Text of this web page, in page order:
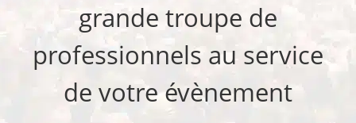
grande troupe de
professionnels au service
de votre évènement